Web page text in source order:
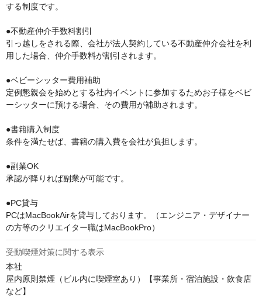
する制度です。
●不動産仲介手数料割引
引っ越しをされる際、会社が法人契約している不動産仲介会社を利
用した場合、仲介手数料が割引されます。
●ベビーシッター費用補助
定例懇親会を始めとする社内イベントに参加するためお子様をベビ
ーシッターに預ける場合、その費用が補助されます。
●書籍購入制度
条件を満たせば、書籍の購入費を会社が負担します。
●副業OK
承認が降りれば副業が可能です。
●PC貸与
PCはMacBookAirを貸与しております。（エンジニア・デザイナー
の方等のクリエイター職はMacBookPro）
受動喫煙対策に関する表示
本社
屋内原則禁煙（ビル内に喫煙室あり）【事業所・宿泊施設・飲食店
など】